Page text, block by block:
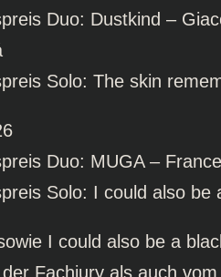
Duo: Dustkind –
Solo: The skin
Duo: MUGA –
Solo: I could also
I could also be a
Fachjury als auch